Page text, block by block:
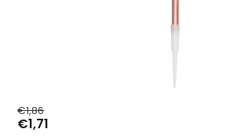
€1,86
€1,71